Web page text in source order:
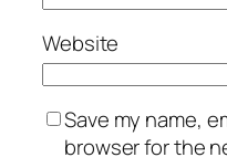
Website
Save my name,
browser for the